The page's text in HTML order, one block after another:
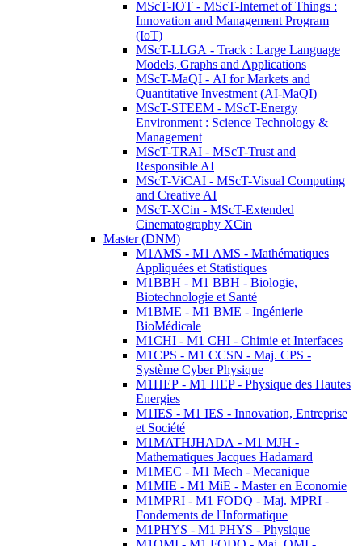
MScT-IOT - MScT-Internet of Things :
Innovation and Management Program
(IoT)
MScT-LLGA - Track : Large Language
Models, Graphs and Applications
MScT-MaQI - AI for Markets and
Quantitative Investment (AI-MaQI)
MScT-STEEM - MScT-Energy
Environment : Science Technology &
Management
MScT-TRAI - MScT-Trust and
Responsible AI
MScT-ViCAI - MScT-Visual Computing
and Creative AI
MScT-XCin - MScT-Extended
Cinematography XCin
Master (DNM)
M1AMS - M1 AMS - Mathématiques
Appliquées et Statistiques
M1BBH - M1 BBH - Biologie,
Biotechnologie et Santé
M1BME - M1 BME - Ingénierie
BioMédicale
M1CHI - M1 CHI - Chimie et Interfaces
M1CPS - M1 CCSN - Maj. CPS -
Système Cyber Physique
M1HEP - M1 HEP - Physique des Hautes
Energies
M1IES - M1 IES - Innovation, Entreprise
et Société
M1MATHJHADA - M1 MJH -
Mathematiques Jacques Hadamard
M1MEC - M1 Mech - Mecanique
M1MIE - M1 MiE - Master en Economie
M1MPRI - M1 FODQ - Maj. MPRI -
Fondements de l'Informatique
M1PHYS - M1 PHYS - Physique